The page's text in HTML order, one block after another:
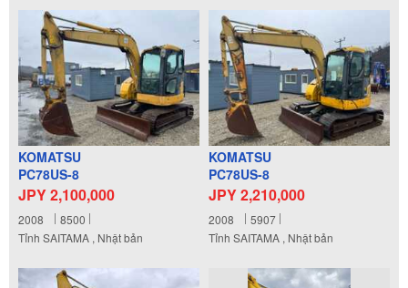
KOMATSU
PC78US-8
JPY 2,100,000
2008
8500
Tỉnh SAITAMA , Nhật bản
KOMATSU
PC78US-8
JPY 2,210,000
2008
5907
Tỉnh SAITAMA , Nhật bản